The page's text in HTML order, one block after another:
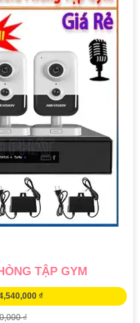
TẬP GYM
₫
₫